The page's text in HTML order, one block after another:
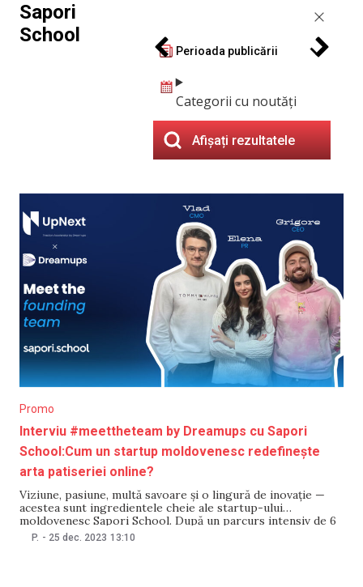
Sapori
School
Perioada publicării
Categorii cu noutăți
Afișați rezultatele
Promo
Interviu #meettheteam by Dreamups cu Sapori
School:Cum un startup moldovenesc redefinește
arta patiseriei online?
Viziune, pasiune, multă savoare și o lingură de inovație —
acestea sunt ingredientele cheie ale startup-ului
moldovenesc Sapori School. După un parcurs intensiv de 6
luni în acceleratorul UpNext by Dreamups, echipa Dolci
P. - 25 dec. 2023 13:10